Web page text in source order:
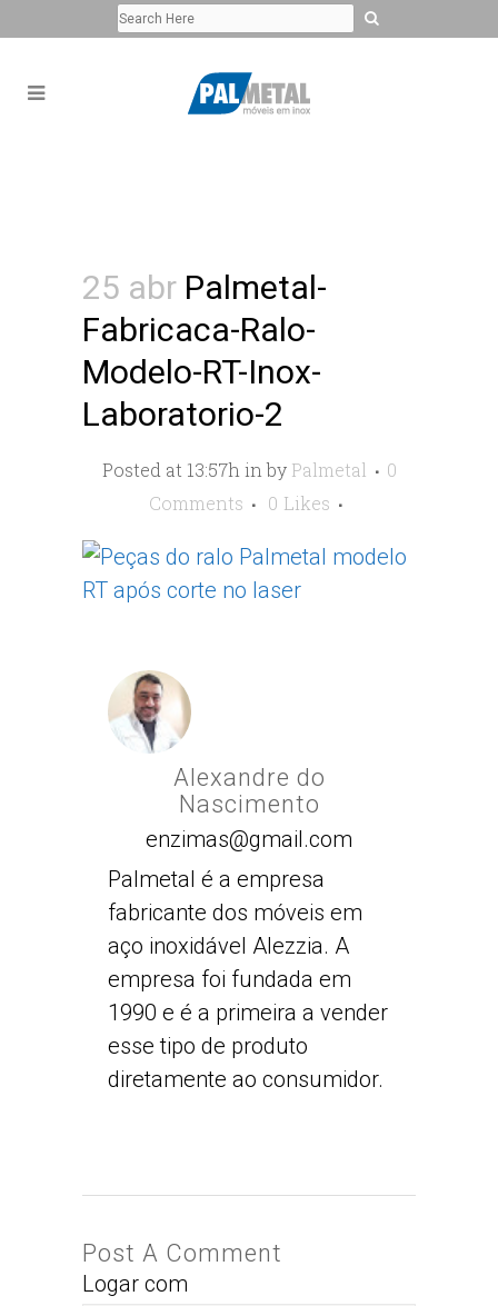
25 abr Palmetal-
Fabricaca-Ralo-
Modelo-RT-Inox-
Laboratorio-2
Posted at 13:57h inby Palmetal
0
Comments
0 Likes
Alexandre do
Nascimento
enzimas@gmail.com
Palmetal é a empresa
fabricante dos móveis em
aço inoxidável Alezzia. A
empresa foi fundada em
1990 e é a primeira a vender
esse tipo de produto
diretamente ao consumidor.
Post A Comment
Logar com